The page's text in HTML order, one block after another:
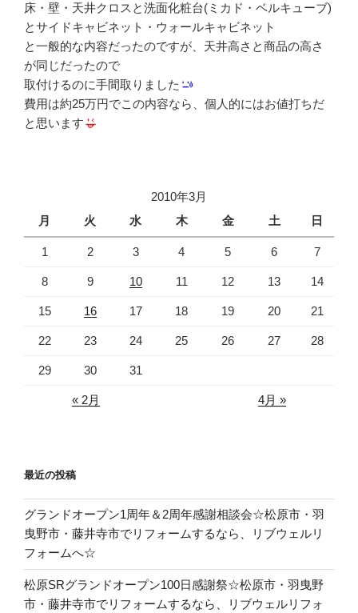
床・壁・天井クロスと洗面化粧台(ミカド・ベルキューブ)
とサイドキャビネット・ウォールキャビネット
と一般的な内容だったのですが、天井高さと商品の高さ
が同じだったので
取付けるのに手間取りました
費用は約25万円でこの内容なら、個人的にはお値打ちだ
と思います
2010年3月
月
火 水 木 金 土 日
1 2 3 4 5 6 7
8 9 10 11 12 13 14
15 16 17 18 19 20 21
22 23 24 25 26 27 28
29 30 31
« 2月 4月 »
最近の投稿
グランドオープン1周年＆2周年感謝相談会☆松原市・羽
曳野市・藤井寺市でリフォームするなら、リブウェルリ
フォームへ☆
松原SRグランドオープン100日感謝祭☆松原市・羽曳野
市・藤井寺市でリフォームするなら、リブウェルリフォ